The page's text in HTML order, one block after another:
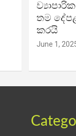
තම
කරයි
June 1,